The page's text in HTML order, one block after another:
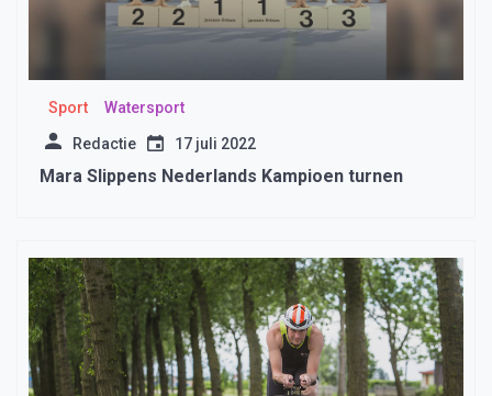
Sport Watersport
Redactie 17 juli 2022
Mara Slippens Nederlands Kampioen turnen